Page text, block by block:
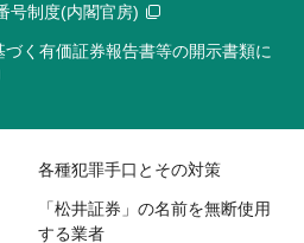
号制度(内閣官房)
く有価証券報告書等の開示書類に
各種犯罪手口とその対策
「松井証券」の名前を無断使用
する業者